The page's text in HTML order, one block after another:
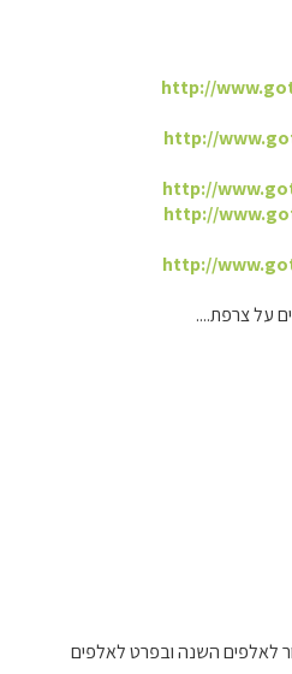
http://
http://
http://
http://
http://
על צרפת....
לאלפים השנה ובפרט לאלפים